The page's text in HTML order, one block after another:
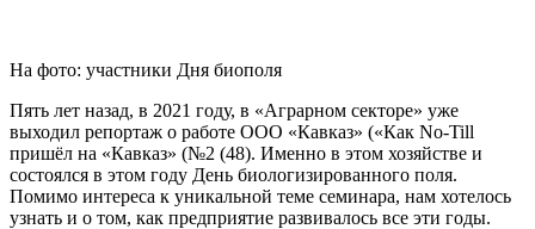
На фото: участники Дня биополя
Пять лет назад, в 2021 году, в «Аграрном секторе» уже
выходил репортаж о работе ООО «Кавказ» («Как No-Till
пришёл на «Кавказ» (№2 (48). Именно в этом хозяйстве и
состоялся в этом году День биологизированного поля.
Помимо интереса к уникальной теме семинара, нам хотелось
узнать и о том, как предприятие развивалось все эти годы.